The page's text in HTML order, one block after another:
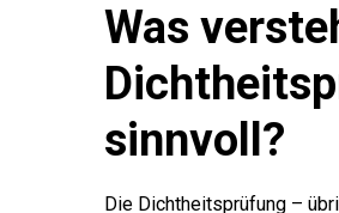
Was
sinnvoll?
Die Dichtheitsprüfung –